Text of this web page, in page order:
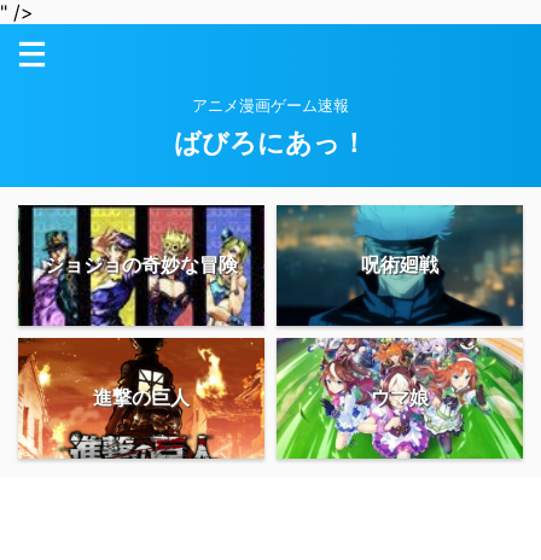
" />
アニメ漫画ゲーム速報
ばびろにあっ！
ジョジョの奇妙な冒険 呪術廻戦
進撃の巨人 ウマ娘